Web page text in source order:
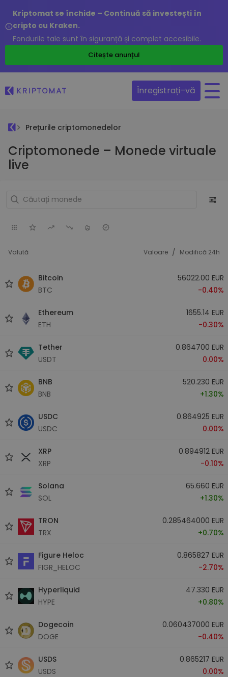
Kriptomat se închide – Continuă să investești în
cripto cu Kraken.
Fondurile tale sunt în siguranță și complet accesibile.
Citește anunțul
Înregistrați–vă
Prețurile criptomonedelor
Criptomonede – Monede virtuale
live
Valută Valoare / Modifică 24h
Bitcoin
BTC
56022.00 EUR
-0.40%
Ethereum
ETH
1655.14 EUR
-0.30%
Tether
USDT
0.864700 EUR
0.00%
BNB
BNB
520.230 EUR
+1.30%
USDC
USDC
0.864925 EUR
0.00%
XRP
XRP
0.894912 EUR
-0.10%
Solana
SOL
65.660 EUR
+1.30%
TRON
TRX
0.285464000 EUR
+0.70%
Figure Heloc
FIGR_HELOC
0.865827 EUR
-2.70%
Hyperliquid
HYPE
47.330 EUR
+0.80%
Dogecoin
DOGE
0.060437000 EUR
-0.40%
USDS
USDS
0.865217 EUR
0.00%